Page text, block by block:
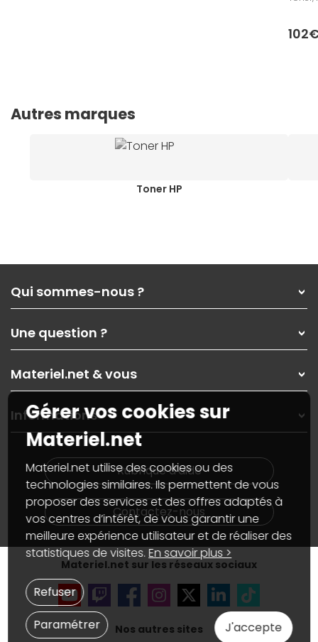
Autres marques
Toner HP
Qui sommes-nous ?
Nos services
Les magasins Materiel.net
Nos solutions pour les pros
Contactez-nous
Une question ?
Paiement, livraison
Garanties,Pack Zen
SAV, demander un retour
Informations
Guides d'achats et tutoriels
Materiel.net & vous
On répare votre PC portable
On rachète votre carte graphique
PC sur mesure : Votre RDV personnalisé
Notre démarche écologique
Materiel.net recrute
Notre programme d'affiliation
Partenariat & Sponsoring
Informations
Plan du site
Nos marques
Conditions générales de vente
Marketplace
Informations légales
Données personnellesetcookies
Gérer vos cookies
Accessibilité : non conforme
Rubrique d'aide
Contactez-nous
Materiel.net sur les réseaux sociaux
Nos autres sites
Gérer vos cookies sur
Materiel.net
Materiel.net utilise des cookies ou des
technologies similaires. Ils permettent de vous
proposer des services et des offres adaptés à
vos centres d’intérêt, de vous garantir une
meilleure expérience utilisateur et de réaliser des
statistiques de visites.En savoir plus >
J'accepte
Paramétrer
Refuser